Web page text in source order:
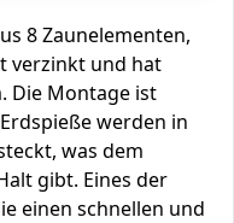
8 Zaunelementen,
verzinkt und hat
Die Montage ist
werden in
was dem
gibt. Eines der
einen schnellen und